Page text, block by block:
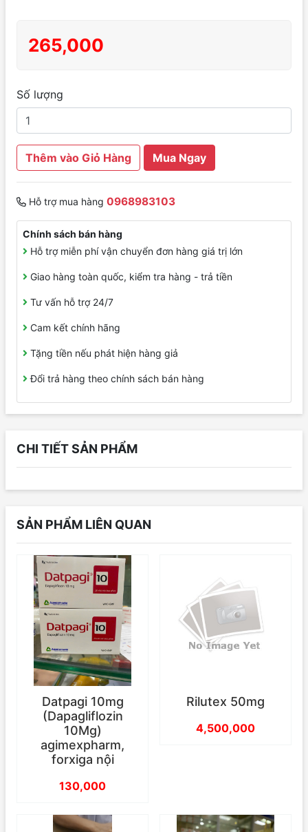
265,000
Số lượng
Thêm vào Giỏ Hàng Mua Ngay
Hỗ trợ mua hàng 0968983103
Chính sách bán hàng
Hỗ trợ miễn phí vận chuyển đơn hàng giá trị lớn
Giao hàng toàn quốc, kiểm tra hàng - trả tiền
Tư vấn hỗ trợ 24/7
Cam kết chính hãng
Tặng tiền nếu phát hiện hàng giả
Đổi trả hàng theo chính sách bán hàng
CHI TIẾT SẢN PHẨM
SẢN PHẨM LIÊN QUAN
Datpagi 10mg
(Dapagliflozin
10Mg)
agimexpharm,
forxiga nội
130,000
Rilutex 50mg
4,500,000